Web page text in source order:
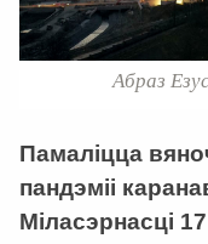
Абраз
Памаліцца
пандэміі
Міласэрнасці